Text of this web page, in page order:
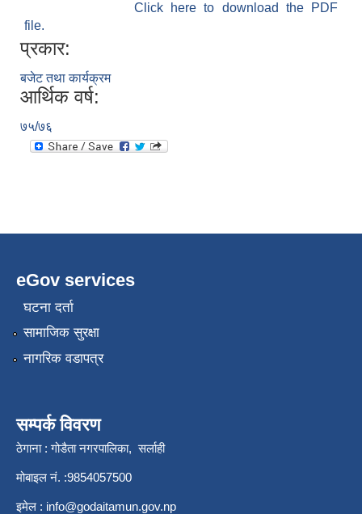
Click here to download the PDF
file.
प्रकार:
बजेट तथा कार्यक्रम
आर्थिक वर्ष:
७५/७६
eGov services
घटना दर्ता
सामाजिक सुरक्षा
नागरिक वडापत्र
सम्पर्क विवरण
ठेगाना : गोडैता नगरपालिका, सर्लाही
मोबाइल नं. :9854057500
इमेल : info@godaitamun.gov.np